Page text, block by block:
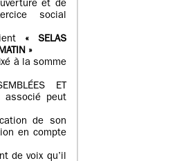
et de
social
« SELAS
»
à la somme
ET
associé peut
de son
en compte
de voix qu’il